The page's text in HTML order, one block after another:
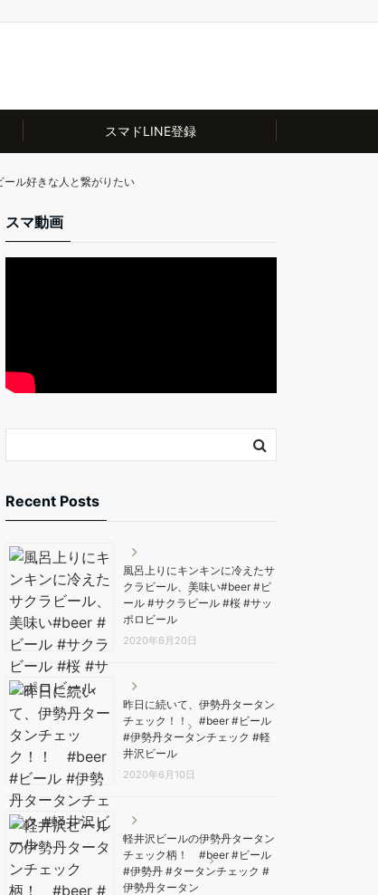
スマドLINE登録
ル好きな人と繋がりたい
スマ動画
Recent Posts
風呂上りにキンキンに冷えたサ
クラビール、美味い️#beer #ビ
ール #サクラビール #桜 #サッ
ポロビール
2020年6月20日
昨日に続いて、伊勢丹タータン
チェック！！ #beer #ビール
#伊勢丹タータンチェック #軽
井沢ビール
2020年6月10日
軽井沢ビールの伊勢丹タータン
チェック柄！ #beer #ビール
#伊勢丹 #タータンチェック #
伊勢丹タータン